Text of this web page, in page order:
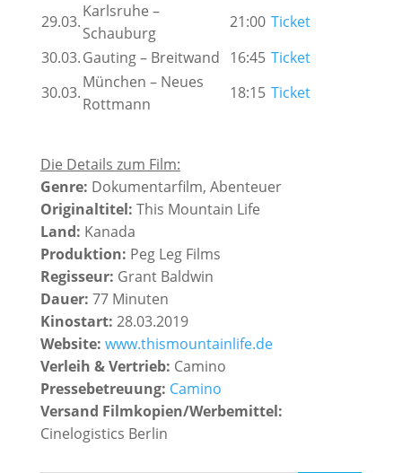
29.03.
Karlsruhe –
Schauburg
21:00 Ticket
30.03.Gauting – Breitwand 16:45 Ticket
30.03.
München – Neues
Rottmann
18:15 Ticket
Die Details zum Film:
Genre: Dokumentarfilm, Abenteuer
Originaltitel: This Mountain Life
Land: Kanada
Produktion: Peg Leg Films
Regisseur: Grant Baldwin
Dauer: 77 Minuten
Kinostart: 28.03.2019
Website: www.thismountainlife.de
Verleih & Vertrieb: Camino
Pressebetreuung: Camino
Versand Filmkopien/Werbemittel:
Cinelogistics Berlin